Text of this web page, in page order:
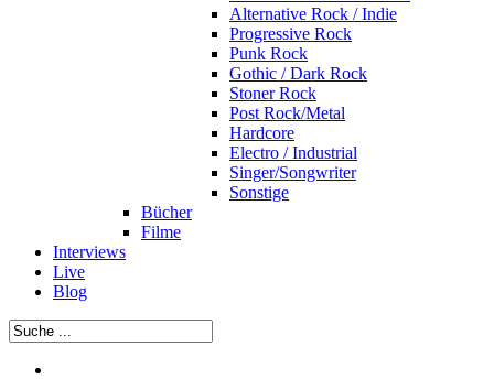
Alternative Rock / Indie
Progressive Rock
Punk Rock
Gothic / Dark Rock
Stoner Rock
Post Rock/Metal
Hardcore
Electro / Industrial
Singer/Songwriter
Sonstige
Bücher
Filme
Interviews
Live
Blog